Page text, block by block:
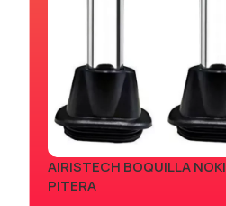
AIRISTECH BOQUILLA
PITERA